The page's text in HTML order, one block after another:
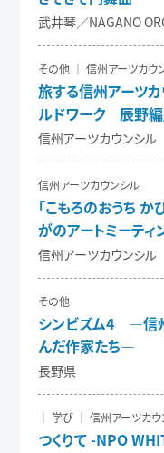
武井琴／NAGANO
その他 ｜ 信州アーツカウ
旅する信州アーツカ
ルドワーク 辰野編
信州アーツカウンシル
信州アーツカウンシル
「こもろのおうち
がのアートミーティ
信州アーツカウンシル
その他
シンビズム4 ―信州
んだ作家たち―
長野県
｜ 学び ｜ 信州アーツカ
つくりて -NPO